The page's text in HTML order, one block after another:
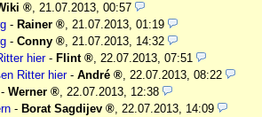
, 21.07.2013, 00:57
- Rainer , 21.07.2013, 01:19
- Conny , 21.07.2013, 14:32
hier- Flint , 22.07.2013, 07:51
Ritter hier- André , 22.07.2013, 08:22
- Werner , 22.07.2013, 12:38
- Borat Sagdijev , 22.07.2013, 14:09